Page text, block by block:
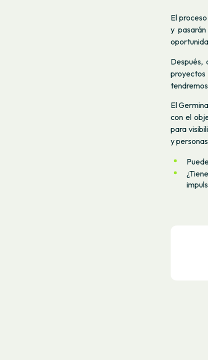
El
y
Después,
proyectos
El
con el
para
y